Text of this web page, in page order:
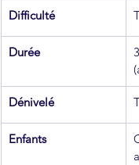
Difficulté
Durée
Dénivelé
Enfants